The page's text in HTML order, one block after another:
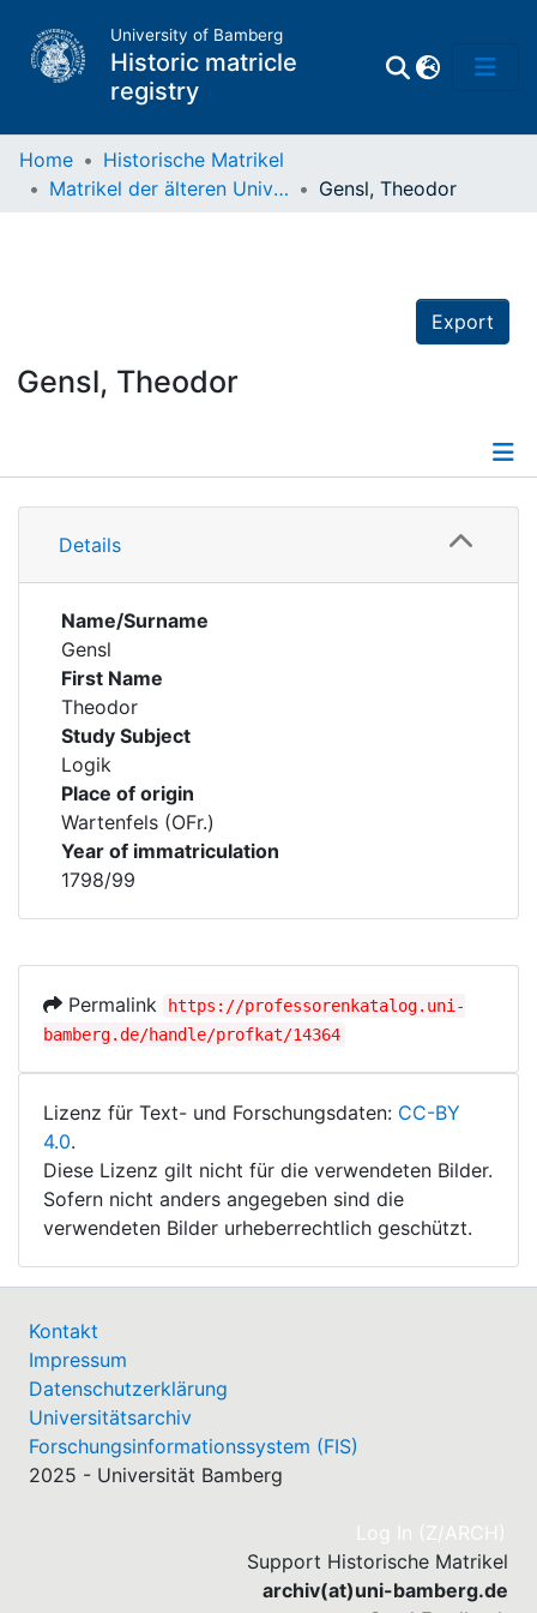
University of Bamberg
Historic matricle
registry
Home
Historische Matrikel
Matrikel der älteren Universität
Gensl, Theodor
Export
Gensl, Theodor
Details
Details
Name/Surname
Gensl
First Name
Theodor
Study Subject
Logik
Place of origin
Wartenfels (OFr.)
Year of immatriculation
1798/99
Permalink
https://professorenkatalog.uni-
bamberg.de/handle/profkat/14364
Lizenz für Text- und Forschungsdaten: CC-BY
4.0.
Diese Lizenz gilt nicht für die verwendeten Bilder.
Sofern nicht anders angegeben sind die
verwendeten Bilder urheberrechtlich geschützt.
Kontakt
Impressum
Datenschutzerklärung
Universitätsarchiv
Forschungsinformationssystem (FIS)
2025 - Universität Bamberg
Log In (Z/ARCH)
Support Historische Matrikel
archiv(at)uni-bamberg.de